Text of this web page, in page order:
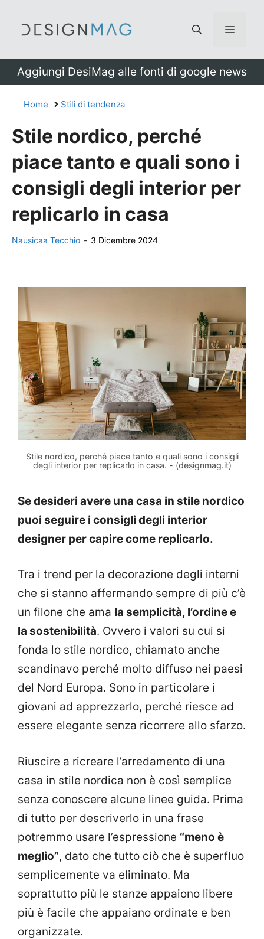
Menu
Aggiungi DesiMag alle fonti di google news
Home Stili di tendenza
Stile nordico, perché
piace tanto e quali sono i
consigli degli interior per
replicarlo in casa
Nausicaa Tecchio - 3 Dicembre 2024
Stile nordico, perché piace tanto e quali sono i consigli
degli interior per replicarlo in casa. - (designmag.it)
Se desideri avere una casa in stile nordico
puoi seguire i consigli degli interior
designer per capire come replicarlo.
Tra i trend per la decorazione degli interni
che si stanno affermando sempre di più c’è
un filone che ama la semplicità, l’ordine e
la sostenibilità. Ovvero i valori su cui si
fonda lo stile nordico, chiamato anche
scandinavo perché molto diffuso nei paesi
del Nord Europa. Sono in particolare i
giovani ad apprezzarlo, perché riesce ad
essere elegante senza ricorrere allo sfarzo.
Riuscire a ricreare l’arredamento di una
casa in stile nordica non è così semplice
senza conoscere alcune linee guida. Prima
di tutto per descriverlo in una frase
potremmo usare l’espressione “meno è
meglio”, dato che tutto ciò che è superfluo
semplicemente va eliminato. Ma
soprattutto più le stanze appaiono libere
più è facile che appaiano ordinate e ben
organizzate.